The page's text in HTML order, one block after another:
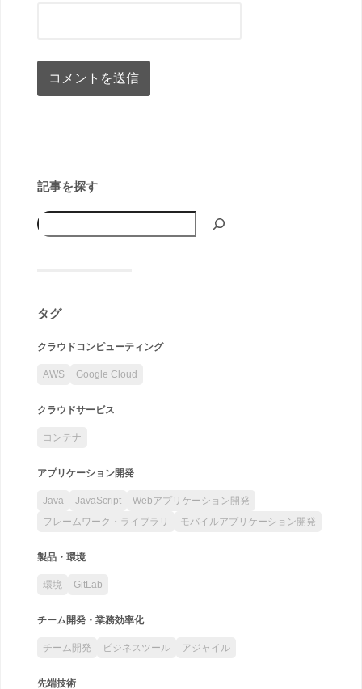
記事を探す
タグ
クラウドコンピューティング
AWS Google Cloud
クラウドサービス
コンテナ
アプリケーション開発
Java JavaScript
Webアプリケーション開発
フレームワーク・ライブラリ
モバイルアプリケーション開発
製品・環境
環境 GitLab
チーム開発・業務効率化
チーム開発 ビジネスツール アジャイル
先端技術